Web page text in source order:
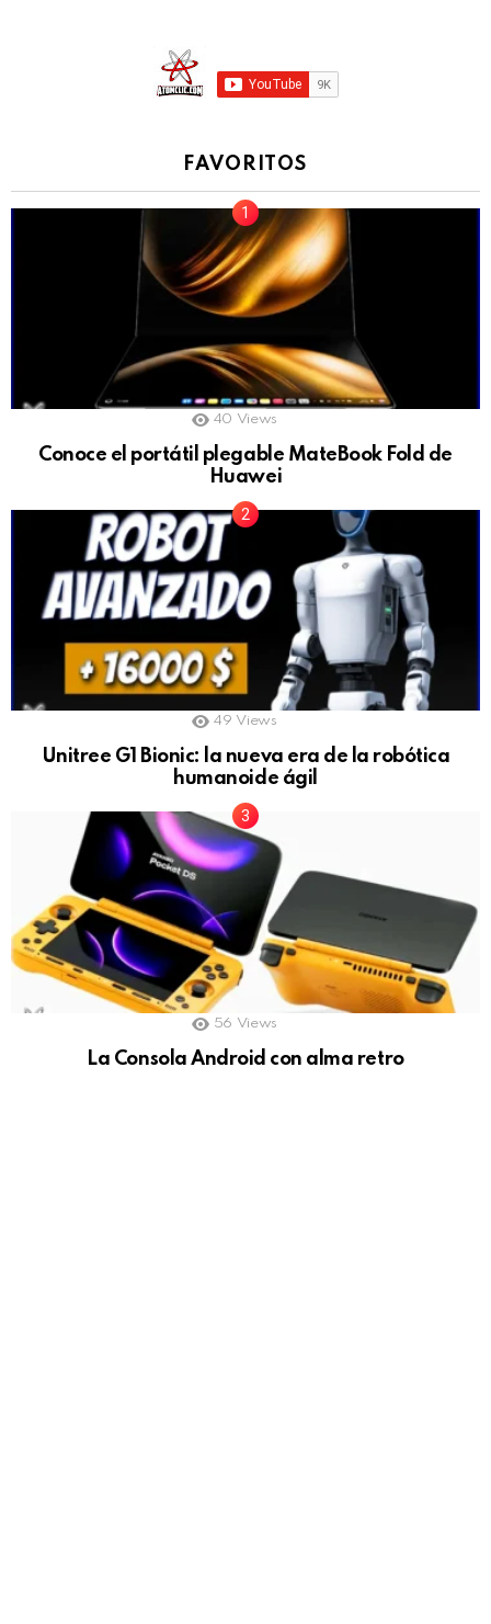
FAVORITOS
40 Views
Conoce el portátil plegable MateBook Fold de
Huawei
49 Views
Unitree G1 Bionic: la nueva era de la robótica
humanoide ágil
56 Views
La Consola Android con alma retro